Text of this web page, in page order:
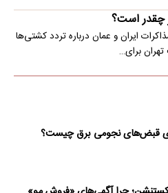
چقدر است؟
ایران و عمان درباره تردد کشتی‌ها
برای…
قبض‌های نجومی برق چیست؟